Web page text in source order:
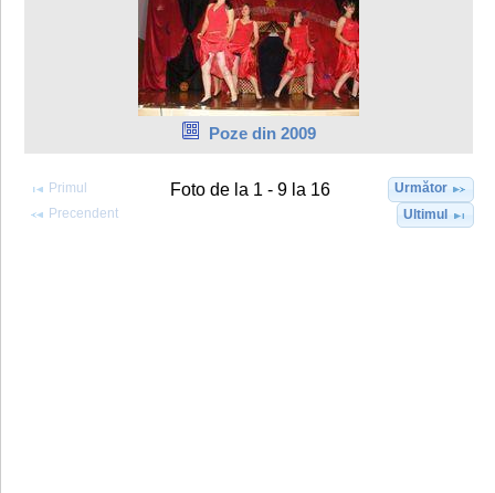
Poze din 2009
Primul
Precendent
Foto de la 1 - 9 la 16
Următor
Ultimul